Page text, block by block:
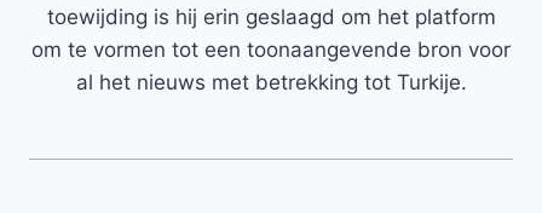
toewijding is hij erin geslaagd om het platform
om te vormen tot een toonaangevende bron voor
al het nieuws met betrekking tot Turkije.